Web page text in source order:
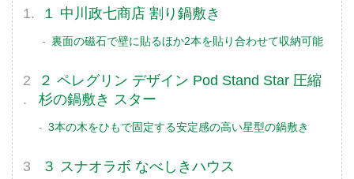
１ 中川政七商店 割り鍋敷き
裏面の磁石で壁に貼るほか2本を貼り合わせて収納可能
２ ペレグリン デザイン Pod Stand Star 圧縮
杉の鍋敷き スター
3本の木をひもで固定する安定感の高い星型の鍋敷き
３ スナオラボ なべしきハウス